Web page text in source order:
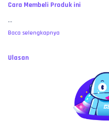
Cara Membeli Produk ini
...
Baca selengkapnya
Ulasan